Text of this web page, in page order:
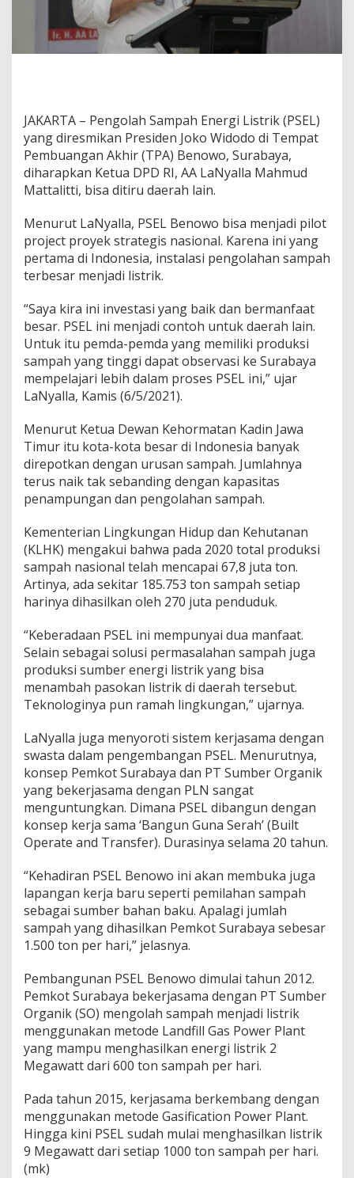
e
u
a
I
M
i
n
t
a
a
e
a
h
a
n
u
n
P
S
JAKARTA – Pengolah Sampah Energi Listrik (PSEL)
yang diresmikan Presiden Joko Widodo di Tempat
Pembuangan Akhir (TPA) Benowo, Surabaya,
diharapkan Ketua DPD RI, AA LaNyalla Mahmud
Mattalitti, bisa ditiru daerah lain.
Menurut LaNyalla, PSEL Benowo bisa menjadi pilot
project proyek strategis nasional. Karena ini yang
pertama di Indonesia, instalasi pengolahan sampah
terbesar menjadi listrik.
“Saya kira ini investasi yang baik dan bermanfaat
besar. PSEL ini menjadi contoh untuk daerah lain.
Untuk itu pemda-pemda yang memiliki produksi
sampah yang tinggi dapat observasi ke Surabaya
mempelajari lebih dalam proses PSEL ini,” ujar
LaNyalla, Kamis (6/5/2021).
Menurut Ketua Dewan Kehormatan Kadin Jawa
Timur itu kota-kota besar di Indonesia banyak
direpotkan dengan urusan sampah. Jumlahnya
terus naik tak sebanding dengan kapasitas
penampungan dan pengolahan sampah.
Kementerian Lingkungan Hidup dan Kehutanan
(KLHK) mengakui bahwa pada 2020 total produksi
sampah nasional telah mencapai 67,8 juta ton.
Artinya, ada sekitar 185.753 ton sampah setiap
harinya dihasilkan oleh 270 juta penduduk.
“Keberadaan PSEL ini mempunyai dua manfaat.
Selain sebagai solusi permasalahan sampah juga
produksi sumber energi listrik yang bisa
menambah pasokan listrik di daerah tersebut.
Teknologinya pun ramah lingkungan,” ujarnya.
LaNyalla juga menyoroti sistem kerjasama dengan
swasta dalam pengembangan PSEL. Menurutnya,
konsep Pemkot Surabaya dan PT Sumber Organik
yang bekerjasama dengan PLN sangat
menguntungkan. Dimana PSEL dibangun dengan
konsep kerja sama ‘Bangun Guna Serah’ (Built
Operate and Transfer). Durasinya selama 20 tahun.
“Kehadiran PSEL Benowo ini akan membuka juga
lapangan kerja baru seperti pemilahan sampah
sebagai sumber bahan baku. Apalagi jumlah
sampah yang dihasilkan Pemkot Surabaya sebesar
1.500 ton per hari,” jelasnya.
Pembangunan PSEL Benowo dimulai tahun 2012.
Pemkot Surabaya bekerjasama dengan PT Sumber
Organik (SO) mengolah sampah menjadi listrik
menggunakan metode Landfill Gas Power Plant
yang mampu menghasilkan energi listrik 2
Megawatt dari 600 ton sampah per hari.
Pada tahun 2015, kerjasama berkembang dengan
menggunakan metode Gasification Power Plant.
Hingga kini PSEL sudah mulai menghasilkan listrik
9 Megawatt dari setiap 1000 ton sampah per hari.
(mk)